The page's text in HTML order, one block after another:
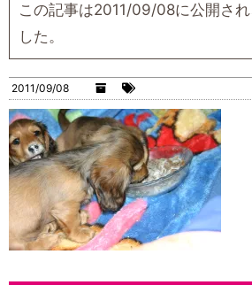
この記事は2011/09/08に公開され
した。
2011/09/08